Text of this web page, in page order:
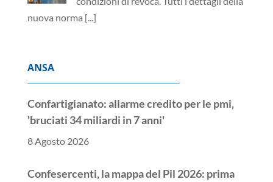
nuova norma [...]
ANSA
Confartigianato: allarme credito per le pmi,
'bruciati 34 miliardi in 7 anni'
8 Agosto 2026
Confesercenti, la mappa del Pil 2026: prima